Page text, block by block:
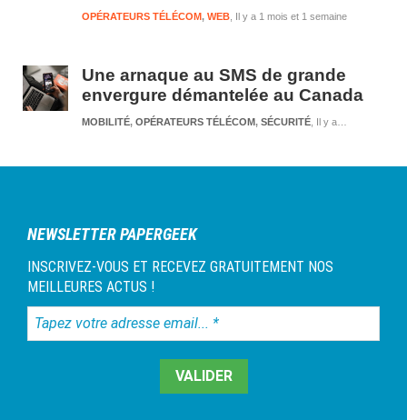
Il y a 1 mois et 1 semaine
OPÉRATEURS TÉLÉCOM, WEB
Une arnaque au SMS de grande
envergure démantelée au Canada
Il y a 3 mois et 1 semaine
MOBILITÉ, OPÉRATEURS TÉLÉCOM, SÉCURITÉ
NEWSLETTER PAPERGEEK
INSCRIVEZ-VOUS ET RECEVEZ GRATUITEMENT NOS
MEILLEURES ACTUS !
Tapez
votre